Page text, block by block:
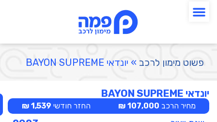
פשוט מימון לרכב » יונדאי BAYON SUPREME
יונדאי BAYON SUPREME
מחיר הרכב 107,000 ₪ החזר חודשי 1,539 ₪